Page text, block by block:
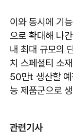
이와 동시에 기
으로 확대해 나
내 최대 규모의
치 스페셜티 소
50만t 생산할
능 제품군으로
관련기사